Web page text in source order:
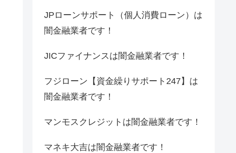
JPローンサポート（個人消費ローン）は
闇金融業者です！
JICファイナンスは闇金融業者です！
フジローン【資金繰りサポート247】は
闇金融業者です！
マンモスクレジットは闇金融業者です！
マネキ大吉は闇金融業者です！